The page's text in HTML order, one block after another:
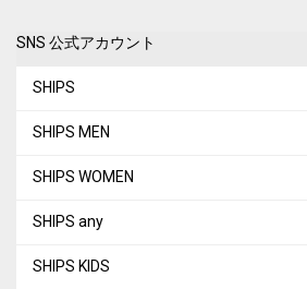
SNS 公式アカウント
SHIPS
SHIPS MEN
SHIPS WOMEN
SHIPS any
SHIPS KIDS